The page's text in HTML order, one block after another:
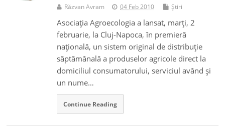
Răzvan Avram 04 Feb 2010 Ştiri
Asociaţia Agroecologia a lansat, marţi, 2
februarie, la Cluj-Napoca, în premieră
naţională, un sistem original de distribuţie
săptămânală a produselor agricole direct la
domiciliul consumatorului, serviciul având şi
un nume…
Continue Reading